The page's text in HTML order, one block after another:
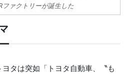
ファクトリーが誕生した
タは突如「トヨタ自動車、〝も